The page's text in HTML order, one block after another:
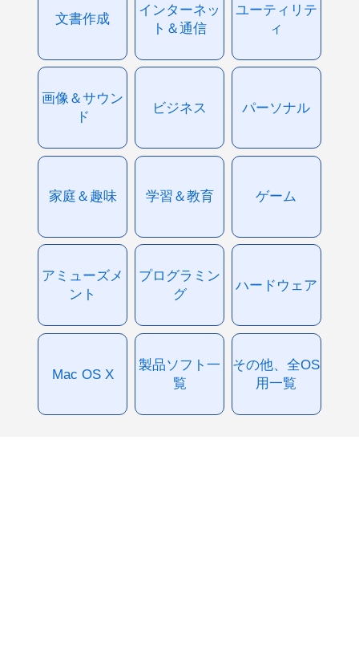
文書作成
インターネッ
ト＆通信
ユーティリテ
ィ
画像＆サウン
ド
ビジネス パーソナル
家庭＆趣味 学習＆教育 ゲーム
アミューズメ
ント
プログラミン
グ
ハードウェア
Mac OS X
製品ソフト一
覧
その他、全OS
用一覧